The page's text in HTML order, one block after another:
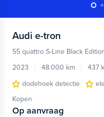
Audi e-tron
55 quattro S-Line Black
2023
48.000 km 437
dodehoek detectie
Kopen
Op aanvraag